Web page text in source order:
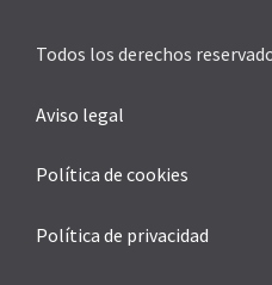
Todos los derechos
Aviso legal
Política de cookies
Política de privacidad